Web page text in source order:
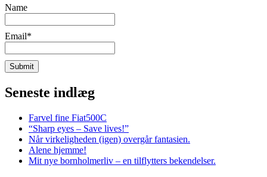
Name
Email*
Seneste indlæg
Farvel fine Fiat500C
“Sharp eyes – Save lives!”
Når virkeligheden (igen) overgår fantasien.
Alene hjemme!
Mit nye bornholmerliv – en tilflytters bekendelser.